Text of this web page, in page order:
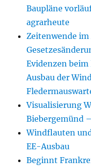
Baupläne
agrarheute
Zeitenwende
Evidenzen
Ausbau der
Visualisierung
Biebergemünd
Windflauten
EE-Ausbau
Beginnt